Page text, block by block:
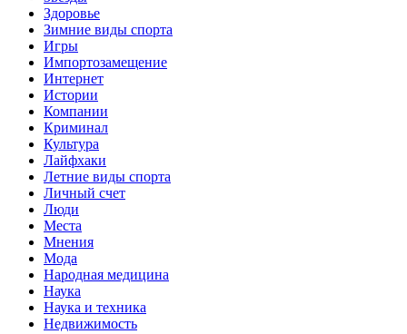
Здоровье
Зимние виды спорта
Игры
Импортозамещение
Интернет
Истории
Компании
Криминал
Культура
Лайфхаки
Летние виды спорта
Личный счет
Люди
Места
Мнения
Мода
Народная медицина
Наука
Наука и техника
Недвижимость